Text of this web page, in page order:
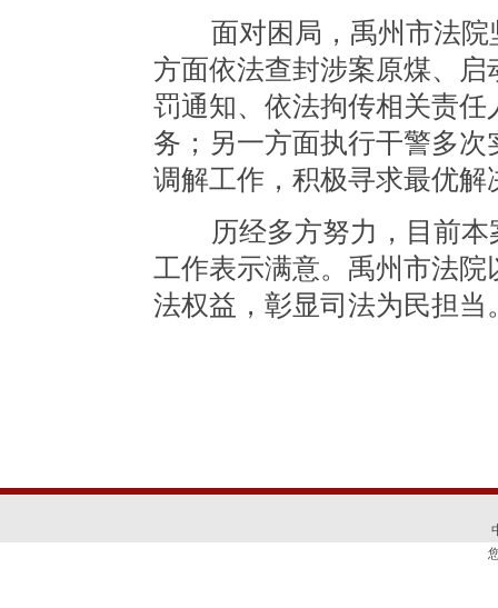
面对困局，禹州市法院
方面依法查封涉案原煤、
罚通知、依法拘传相关责
务；另一方面执行干警多
调解工作，积极寻求最优解
历经多方努力，目前本
工作表示满意。禹州市法
法权益，彰显司法为民担当